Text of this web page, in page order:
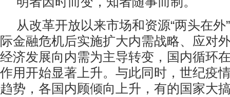
从改革开放以来市场和资源“两头在外
际金融危机后实施扩大内需战略、应对
经济发展向内需为主导转变，国内循环
作用开始显著上升。与此同时，世纪疫
趋势，各国内顾倾向上升，有的国家大